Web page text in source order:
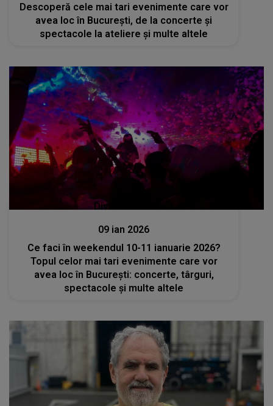
Descoperă cele mai tari evenimente care vor
avea loc în București, de la concerte și
spectacole la ateliere și multe altele
Divertisment
09 ian 2026
Ce faci în weekendul 10-11 ianuarie 2026?
Topul celor mai tari evenimente care vor
avea loc în București: concerte, târguri,
spectacole și multe altele